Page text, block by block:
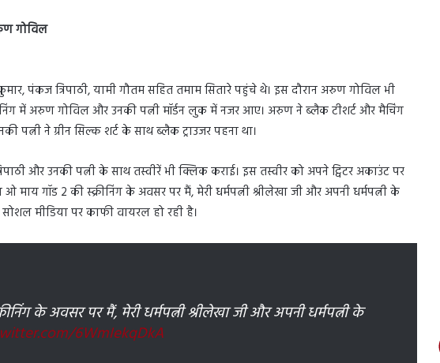
गोविल
पंकज त्रिपाठी, यामी गौतम सहित तमाम सितारे पहुंचे थे। इस दौरान अरुण गोविल भी
में अरुण गोविल और उनकी पत्नी मॉर्डन लुक में नजर आए। अरुण ने ब्लैक टीशर्ट और मैचिंग
पत्नी ने ग्रीन सिल्क शर्ट के साथ ब्लैक ट्राउजर पहना था।
और उनकी पत्नी के साथ तस्वीरें भी क्लिक कराई। इस तस्वीर को अपने ट्विटर अकाउंट पर
गॉड 2 की स्क्रीनिंग के अवसर पर मैं, मेरी धर्मपत्नी श्रीलेखा जी और अपनी धर्मपत्नी के
मीडिया पर काफी वायरल हो रही है।
के अवसर पर मैं, मेरी धर्मपत्नी श्रीलेखा जी और अपनी धर्मपत्नी के
6WmIekqDkA